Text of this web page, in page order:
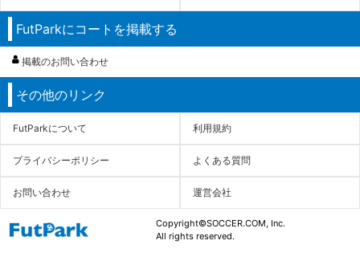
FutParkにコートを掲載する
掲載のお問い合わせ
その他のリンク
FutParkについて 利用規約
プライバシーポリシー よくある質問
お問い合わせ 運営会社
Copyright©SOCCER.COM, Inc.
All rights reserved.